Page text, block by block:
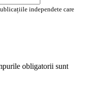
independete care
obligatorii sunt